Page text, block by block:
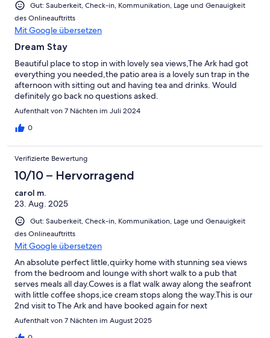
Gut: Sauberkeit, Check-in, Kommunikation, Lage und Genauigkeit
des Onlineauftritts
Mit Google übersetzen
Dream Stay
Beautiful place to stop in with lovely sea views,The Ark had got
everything you needed,the patio area is a lovely sun trap in the
afternoon with sitting out and having tea and drinks. Would
definitely go back no questions asked.
Aufenthalt von 7 Nächten im Juli 2024
0
Verifizierte Bewertung
10/10 – Hervorragend
carol m.
23. Aug. 2025
Gut: Sauberkeit, Check-in, Kommunikation, Lage und Genauigkeit
des Onlineauftritts
Mit Google übersetzen
An absolute perfect little,quirky home with stunning sea views
from the bedroom and lounge with short walk to a pub that
serves meals all day.Cowes is a flat walk away along the seafront
with little coffee shops,ice cream stops along the way.This is our
2nd visit to The Ark and have booked again for next
year,communication with host is fabulous,cannot fault.
Aufenthalt von 7 Nächten im August 2025